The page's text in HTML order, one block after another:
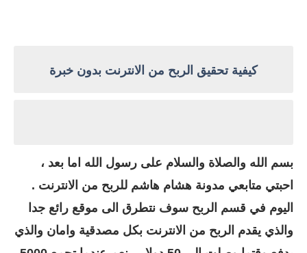
كيفية تحقيق الربح من الانترنت بدون خبرة
بسم الله والصلاة والسلام على رسول الله اما بعد ،
احبتي متابعي مدونة هشام هاشم للربح من الانترنت .
اليوم في قسم الربح سوف نتطرق الى موقع رائع جدا
والذي يقدم الربح من الانترنت بكل مصدقية وامان والذي